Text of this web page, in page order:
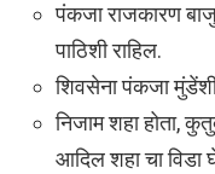
पंकजा राजकारण
पाठिशी राहिल.
शिवसेना पंकजा
निजाम शहा होता,
आदिल शहा चा